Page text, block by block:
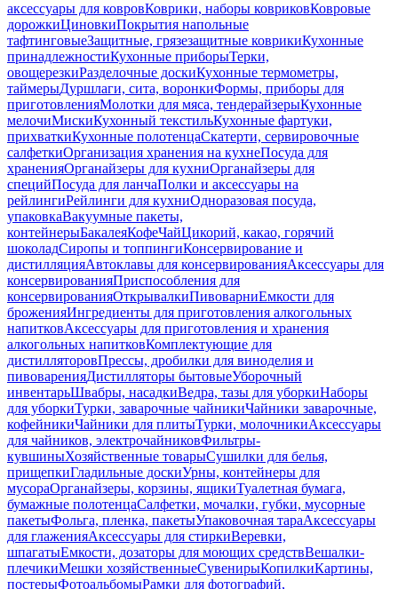
аксессуары для ковровКоврики, наборы ковриковКовровые
дорожкиЦиновкиПокрытия напольные
тафтинговыеЗащитные, грязезащитные коврикиКухонные
принадлежностиКухонные приборыТерки,
овощерезкиРазделочные доскиКухонные термометры,
таймерыДуршлаги, сита, воронкиФормы, приборы для
приготовленияМолотки для мяса, тендерайзерыКухонные
мелочиМискиКухонный текстильКухонные фартуки,
прихваткиКухонные полотенцаСкатерти, сервировочные
салфеткиОрганизация хранения на кухнеПосуда для
храненияОрганайзеры для кухниОрганайзеры для
специйПосуда для ланчаПолки и аксессуары на
рейлингиРейлинги для кухниОдноразовая посуда,
упаковкаВакуумные пакеты,
контейнерыБакалеяКофеЧайЦикорий, какао, горячий
шоколадСиропы и топпингиКонсервирование и
дистилляцияАвтоклавы для консервированияАксессуары для
консервированияПриспособления для
консервированияОткрывалкиПивоварниЕмкости для
броженияИнгредиенты для приготовления алкогольных
напитковАксессуары для приготовления и хранения
алкогольных напитковКомплектующие для
дистилляторовПрессы, дробилки для виноделия и
пивоваренияДистилляторы бытовыеУборочный
инвентарьШвабры, насадкиВедра, тазы для уборкиНаборы
для уборкиТурки, заварочные чайникиЧайники заварочные,
кофейникиЧайники для плитыТурки, молочникиАксессуары
для чайников, электрочайниковФильтры-
кувшиныХозяйственные товарыСушилки для белья,
прищепкиГладильные доскиУрны, контейнеры для
мусораОрганайзеры, корзины, ящикиТуалетная бумага,
бумажные полотенцаСалфетки, мочалки, губки, мусорные
пакетыФольга, пленка, пакетыУпаковочная тараАксессуары
для глаженияАксессуары для стиркиВеревки,
шпагатыЕмкости, дозаторы для моющих средствВешалки-
плечикиМешки хозяйственныеСувенирыКопилкиКартины,
постерыФотоальбомыРамки для фотографий,